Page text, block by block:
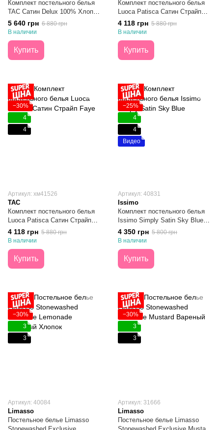
Комплект постельного белья
TAC Сатин Delux 100% Хлопок
Prestige Cappucino Кофейный
Евро
5 640 грн 6 880 грн
В наличии
Купить
Комплект постельного белья
Luoca Patisca Сатин Страйп
Faye Navy Евро
4 118 грн 5 880 грн
В наличии
Купить
−30%
4
4
Артикул: хм41526
TAC
Комплект постельного белья
Luoca Patisca Сатин Страйп
Faye Grey Евро
4 118 грн 5 880 грн
В наличии
Купить
−25%
4
4
Видео
Артикул: 40831
Issimo
Комплект постельного белья
Issimo Simply Satin Sky Blue
Евро
4 350 грн 5 800 грн
В наличии
Купить
−30%
3
3
Артикул: 40084
Limasso
Постельное белье Limasso
−30%
3
3
Артикул: 31666
Limasso
Постельное белье Limasso